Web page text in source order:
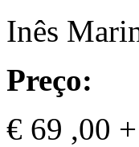
Inês
Preço:
€ 69 ,00